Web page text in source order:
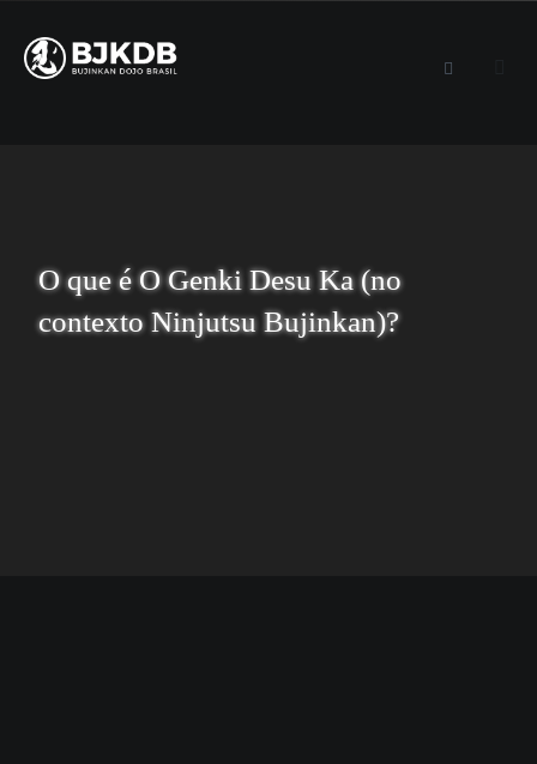
O que é O Genki Desu Ka (no
contexto Ninjutsu Bujinkan)?